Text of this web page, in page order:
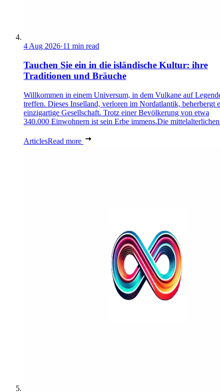
4 Aug 2026·11 min read
Tauchen Sie ein in die isländische Kultur: ihre
Traditionen und Bräuche
Willkommen in einem Universum, in dem Vulkane auf
treffen. Dieses Inselland, verloren im Nordatlantik, beherbergt
einzigartige Gesellschaft. Trotz einer Bevölkerung von etwa
340.000 Einwohnern ist sein Erbe immens.Die
ArticlesRead more